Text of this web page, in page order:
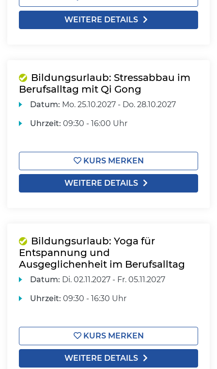
WEITERE DETAILS
Bildungsurlaub: Stressabbau im
Berufsalltag mit Qi Gong
Datum: Mo. 25.10.2027 - Do. 28.10.2027
Uhrzeit: 09:30 - 16:00 Uhr
KURS MERKEN
WEITERE DETAILS
Bildungsurlaub: Yoga für
Entspannung und
Ausgeglichenheit im Berufsalltag
Datum: Di. 02.11.2027 - Fr. 05.11.2027
Uhrzeit: 09:30 - 16:30 Uhr
KURS MERKEN
WEITERE DETAILS